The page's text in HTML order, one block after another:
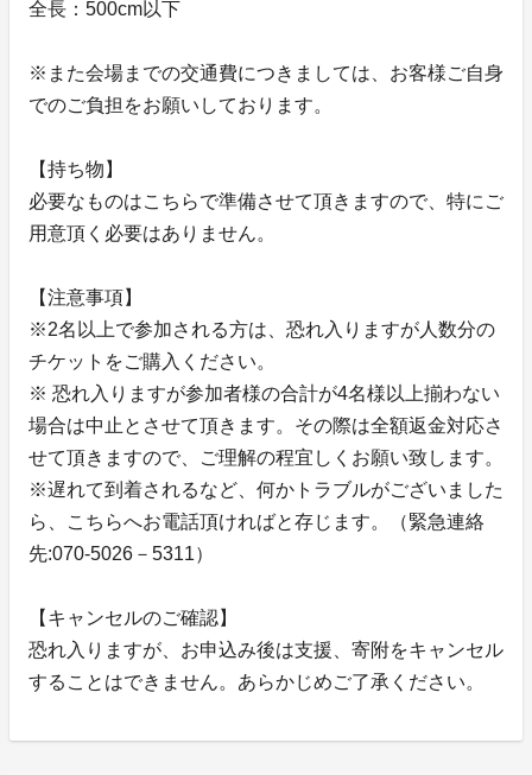
全長：500cm以下
※また会場までの交通費につきましては、お客様ご自身
でのご負担をお願いしております。
【持ち物】
必要なものはこちらで準備させて頂きますので、特にご
用意頂く必要はありません。
【注意事項】
※2名以上で参加される方は、恐れ入りますが人数分の
チケットをご購入ください。
※ 恐れ入りますが参加者様の合計が4名様以上揃わない
場合は中止とさせて頂きます。その際は全額返金対応さ
せて頂きますので、ご理解の程宜しくお願い致します。
※遅れて到着されるなど、何かトラブルがございました
ら、こちらへお電話頂ければと存じます。（緊急連絡
先:070-5026－5311）
【キャンセルのご確認】
恐れ入りますが、お申込み後は支援、寄附をキャンセル
することはできません。あらかじめご了承ください。